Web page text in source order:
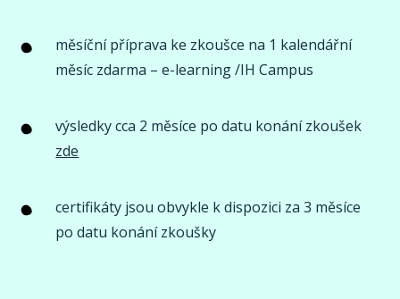
měsíční příprava ke zkoušce na 1 kalendářní
měsíc zdarma – e-learning /IH Campus
výsledky cca 2 měsíce po datu konání zkoušek
zde
certifikáty jsou obvykle k dispozici za 3 měsíce
po datu konání zkoušky